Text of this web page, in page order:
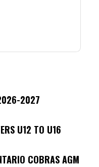
2027
U12 TO U16
COBRAS AGM